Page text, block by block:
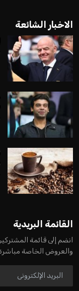
جديدة تحت مظلة
على الجانب الآخر،
الأوروبية، حيث ارتفعت
بسبب التوسع المستمر
الزمني للمسابقات
خافيير تيباس، إلى
كرة القدم وتزيد من
على الرغم من هذه
يمتلك فرصًا كبيرة
منافس قوي يتمتع
من فرص استمراره في